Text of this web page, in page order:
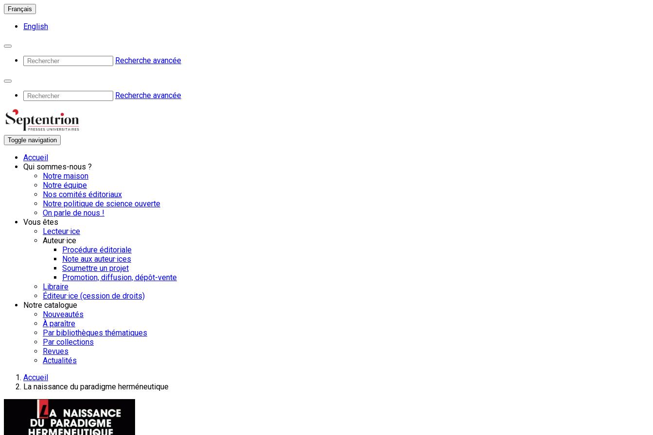
Français
English
Recherche avancée
Recherche avancée
Toggle navigation
Accueil
Qui sommes-nous ?
Notre maison
Notre équipe
Nos comités éditoriaux
Notre politique de science ouverte
On parle de nous !
Vous êtes
Lecteur·ice
Auteur·ice
Procédure éditoriale
Note aux auteur·ices
Soumettre un projet
Promotion, diffusion, dépôt-vente
Libraire
Éditeur·ice (cession de droits)
Notre catalogue
Nouveautés
À paraître
Par bibliothèques thématiques
Par collections
Revues
Actualités
Accueil
La naissance du paradigme herméneutique